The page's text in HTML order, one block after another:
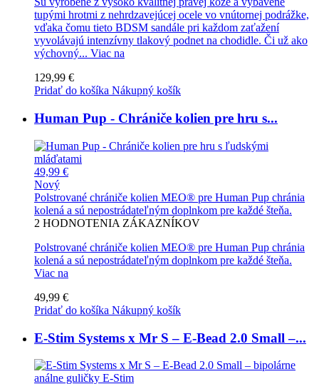
tupými hrotmi z nehrdzavejúcej ocele vo vnútornej podrážke,
vďaka čomu tieto BDSM sandále pri každom zaťažení
vyvolávajú intenzívny tlakový podnet na chodidle. Či už ako
výchovný... Viac na
129,99 €
Pridať do košíka Nákupný košík
Human Pup - Chrániče kolien pre hru s...
49,99 €
Nový
Polstrované chrániče kolien MEO® pre Human Pup chránia
kolená a sú nepostrádateľným doplnkom pre každé šteňa.
2 HODNOTENIA ZÁKAZNÍKOV
Polstrované chrániče kolien MEO® pre Human Pup chránia
kolená a sú nepostrádateľným doplnkom pre každé šteňa.
Viac na
49,99 €
Pridať do košíka Nákupný košík
E-Stim Systems x Mr S – E-Bead 2.0 Small –...